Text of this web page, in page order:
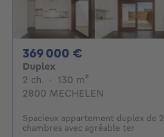
369 000 €
Duplex
2 ch. 2 chambres
· 130 m²
2800 MECHELEN
Spacieux appartement duplex de 2
chambres avec agréable ter